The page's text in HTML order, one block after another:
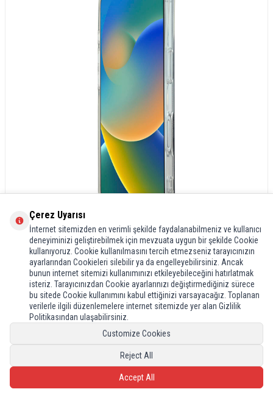
Çerez Uyarısı
İnternet sitemizden en verimli şekilde faydalanabilmeniz ve kullanıcı
deneyiminizi geliştirebilmek için mevzuata uygun bir şekilde Cookie
kullanıyoruz. Cookie kullanılmasını tercih etmezseniz tarayıcınızın
ayarlarından Cookieleri silebilir ya da engelleyebilirsiniz. Ancak
bunun internet sitemizi kullanımınızı etkileyebileceğini hatırlatmak
isteriz. Tarayıcınızdan Cookie ayarlarınızı değiştirmediğiniz sürece
bu sitede Cookie kullanımını kabul ettiğinizi varsayacağız. Toplanan
verilerle ilgili düzenlemelere internet sitemizde yer alan Gizlilik
Politikasından ulaşabilirsiniz.
Customize Cookies
Reject All
Accept All